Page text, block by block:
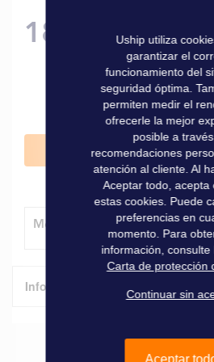
18,50 €
Añadir al
Método de entrega
Informaciones técnicas
Características
Uship utiliza
garantizar el
funcionamiento del
seguridad óptima.
permiten medir el
ofrecerle la mejor
posible a
recomendaciones
atención al cliente. Al
Aceptar todo, acepta
estas cookies. Puede
preferencias en
momento. Para
información, consulte
Carta de protección
Continuar sin
Aceptar